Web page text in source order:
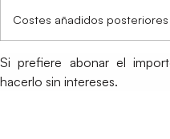
Costes añadidos posteriores
Si prefiere abonar el
hacerlo sin intereses.